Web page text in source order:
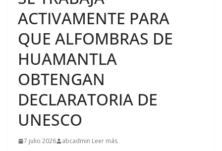
ACTIVAMENTE PARA
QUE ALFOMBRAS DE
HUAMANTLA
OBTENGAN
DECLARATORIA DE
UNESCO
7 julio 2026 abcadmin Leer más